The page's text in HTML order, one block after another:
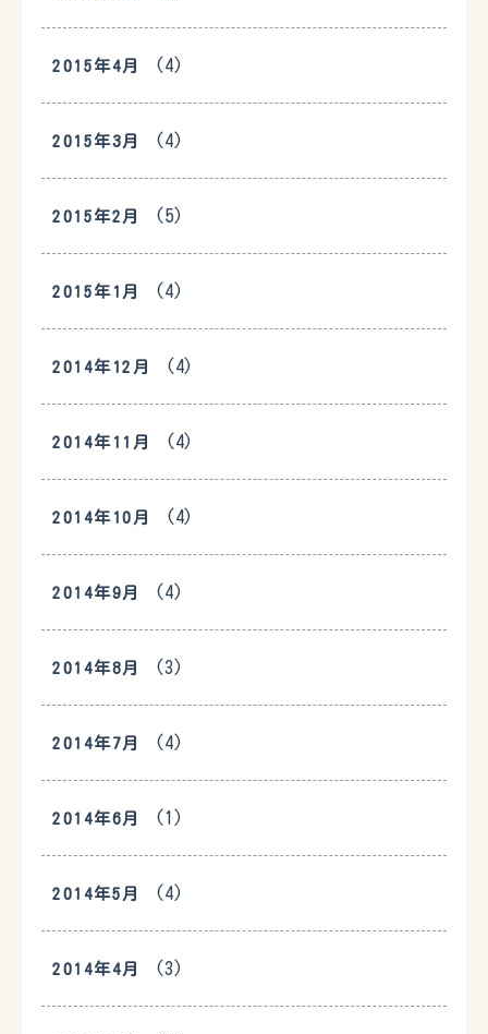
2015年4月 (4)
2015年3月 (4)
2015年2月 (5)
2015年1月 (4)
2014年12月 (4)
2014年11月 (4)
2014年10月 (4)
2014年9月 (4)
2014年8月 (3)
2014年7月 (4)
2014年6月 (1)
2014年5月 (4)
2014年4月 (3)